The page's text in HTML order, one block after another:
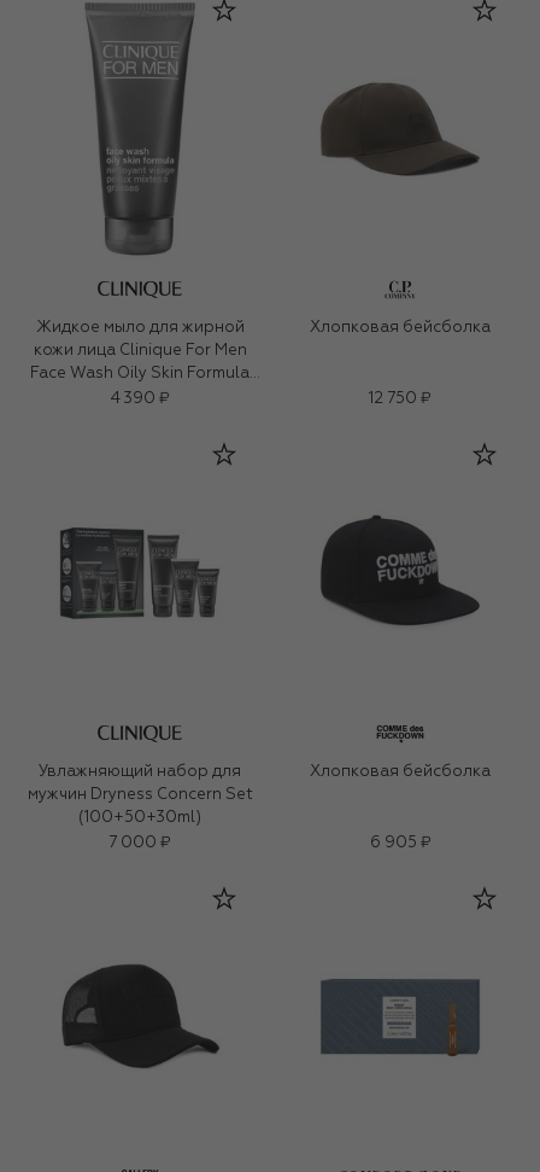
Жидкое мыло для жирной
кожи лица Clinique For Men
Face Wash Oily Skin Formula
(200ml)
4 390 ₽
Хлопковая бейсболка
12 750 ₽
Увлажняющий набор для
мужчин Dryness Concern Set
(100+50+30ml)
7 000 ₽
Хлопковая бейсболка
6 905 ₽